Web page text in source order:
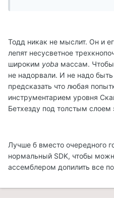
Тодд никак не мыслит. Он и
лепят несусветное
широким yoba массам.
не надорвали. И не надо
предсказать что любая
инструментарием уровня
Бетхезду под толстым слоем
Лучше б вместо очередного
нормальный SDK, чтобы
ассемблером допилить все